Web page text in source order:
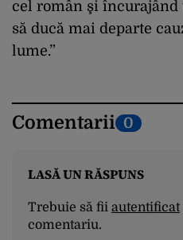
cel român şi încurajând
să ducă mai departe
lume.”
Comentarii 0
LASĂ UN RĂSPUNS
Trebuie să fii autentificat
comentariu.